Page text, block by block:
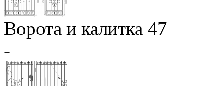
Ворота и калитка 47
-